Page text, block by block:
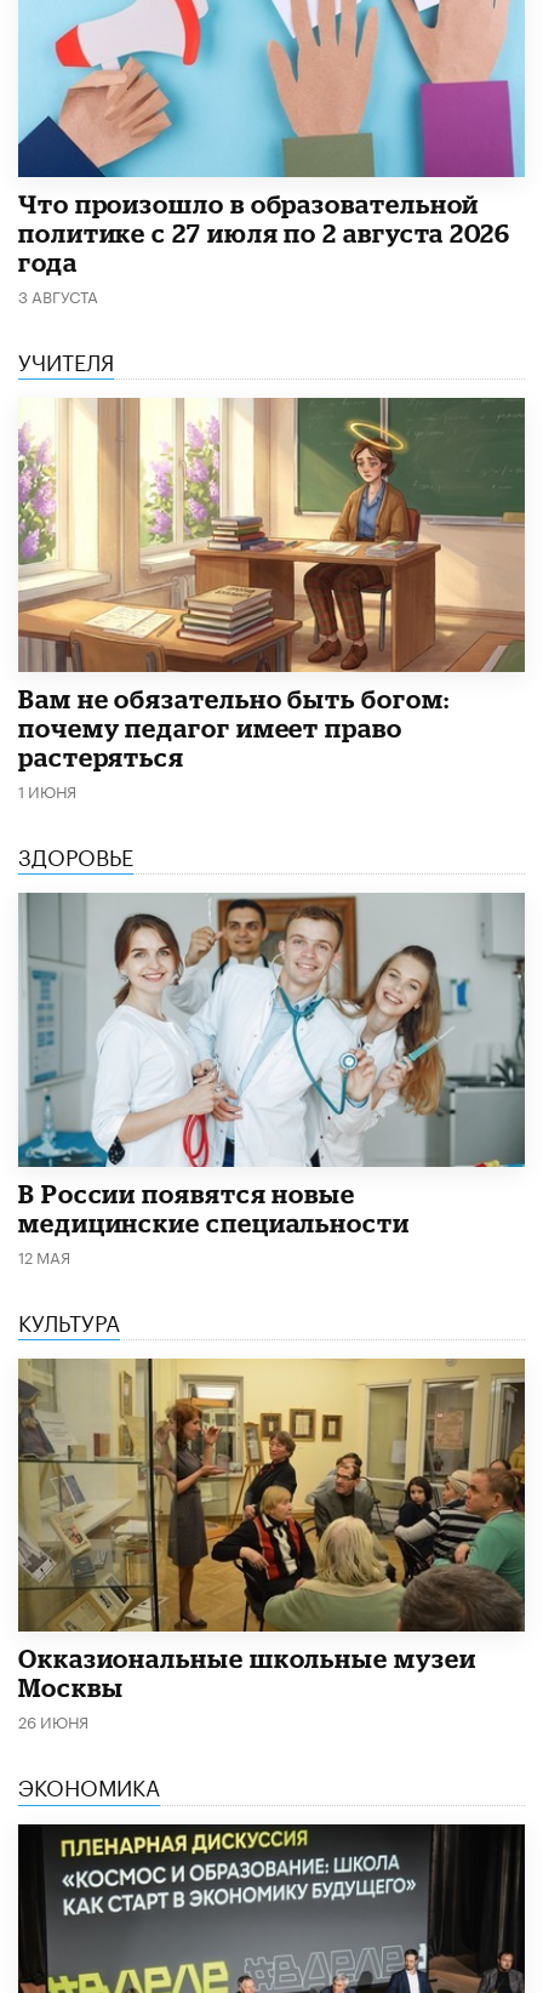
​Что произошло в образовательной
политике с 27 июля по 2 августа 2026
года
3 АВГУСТА
УЧИТЕЛЯ
​Вам не обязательно быть богом:
почему педагог имеет право
растеряться
1 ИЮНЯ
ЗДОРОВЬЕ
В России появятся новые
медицинские специальности
12 МАЯ
КУЛЬТУРА
​Окказиональные школьные музеи
Москвы
26 ИЮНЯ
ЭКОНОМИКА